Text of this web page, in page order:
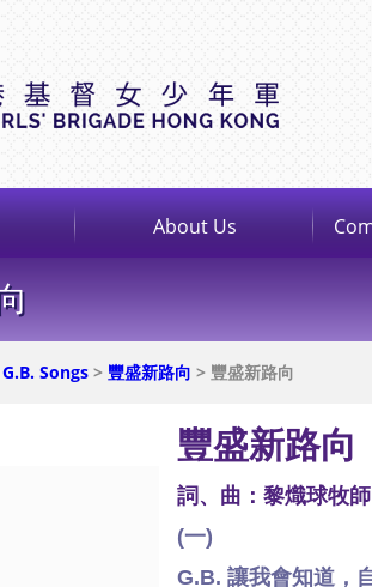
About Us
G.B. Songs > 豐盛新路向 > 豐盛新路向
豐盛新路向
詞、曲：黎熾球牧師
(一)
G.B. 讓我會知道，